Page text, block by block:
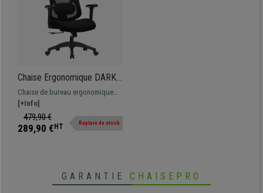
Chaise Ergonomique DARKO,
Support Lombaire Réglable,
Appui-tête Ajustable, Noir
Chaise de bureau ergonomique
DARKO en maille respirable, tissu
avec support lombaire ajustable,
appui-tête et accoudoirs
[+Info]
479,90 €
289,90 € HT Rupture de stock
GARANTIE CHAISEPRO